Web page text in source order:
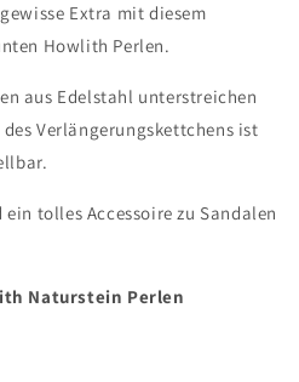
Extra mit diesem
Howlith Perlen.
aus Edelstahl unterstreichen
Verlängerungskettchens ist
tolles Accessoire zu Sandalen
Naturstein Perlen